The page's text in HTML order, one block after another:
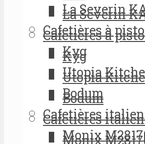
La Severin
Cafetières à
Kyg
Utopia
Bodum
Cafetières
Monix
La Severin
Cafetières à
Kyg
Utopia
Bodum
Cafetières
Monix